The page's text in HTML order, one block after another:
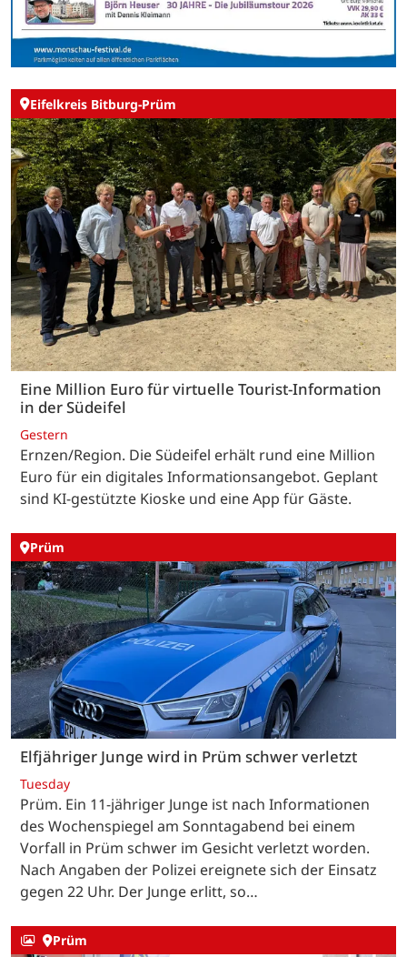
Eifelkreis Bitburg-Prüm
Eine Million Euro für virtuelle Tourist-Information
in der Südeifel
Gestern
Ernzen/Region. Die Südeifel erhält rund eine Million
Euro für ein digitales Informationsangebot. Geplant
sind KI-gestützte Kioske und eine App für Gäste.
Prüm
Elfjähriger Junge wird in Prüm schwer verletzt
Tuesday
Prüm. Ein 11-jähriger Junge ist nach Informationen
des Wochenspiegel am Sonntagabend bei einem
Vorfall in Prüm schwer im Gesicht verletzt worden.
Nach Angaben der Polizei ereignete sich der Einsatz
gegen 22 Uhr. Der Junge erlitt, so…
Prüm